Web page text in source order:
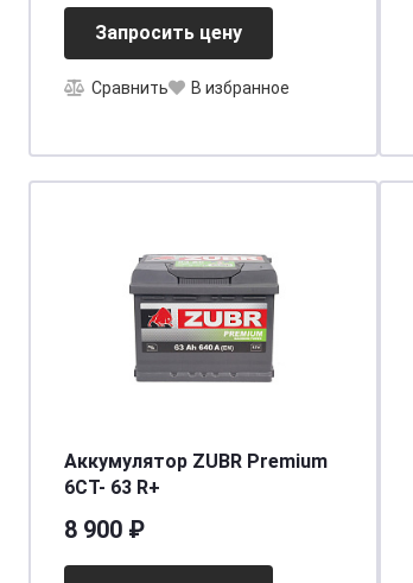
Запросить цену
Сравнить В избранное
Аккумулятор ZUBR Premium
6CT- 63 R+
8 900 ₽